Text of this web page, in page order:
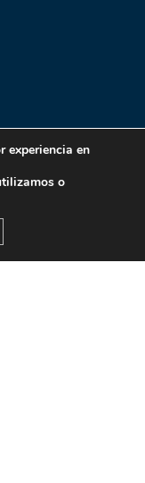
experiencia en
o